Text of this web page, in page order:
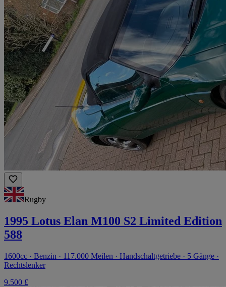
Rugby
1995 Lotus Elan M100 S2 Limited Edition
588
1600cc · Benzin · 117.000 Meilen · Handschaltgetriebe · 5 Gänge ·
Rechtslenker
9.500 £